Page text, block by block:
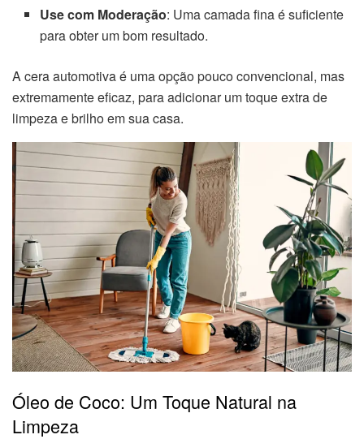
Use com Moderação: Uma camada fina é suficiente
para obter um bom resultado.
A cera automotiva é uma opção pouco convencional, mas
extremamente eficaz, para adicionar um toque extra de
limpeza e brilho em sua casa.
Óleo de Coco: Um Toque Natural na
Limpeza